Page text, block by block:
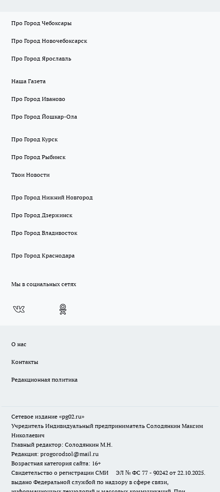
Про Город Чебоксары
Про Город Новочебоксарск
Про Город Ярославль
Наша Газета
Про Город Иваново
Про Город Йошкар-Ола
Про Город Курск
Про Город Рыбинск
Твои Новости
Про Город Нижний Новгород
Про Город Дзержинск
Про Город Владивосток
Про Город Краснодара
Мы в социальных сетях
О нас
Контакты
Редакционная политика
Сетевое издание «pg02.ru»
Учредитель Индивидуальный предприниматель Солодянкин Максим
Николаевич
Главный редактор: Солодянкин М.Н.
Редакция: progorodsol@mail.ru
Возрастная категория сайта: 16+
Свидетельство о регистрации СМИ ЭЛ № ФС 77 - 90242 от 22.10.2025.
выдано Федеральной службой по надзору в сфере связи,